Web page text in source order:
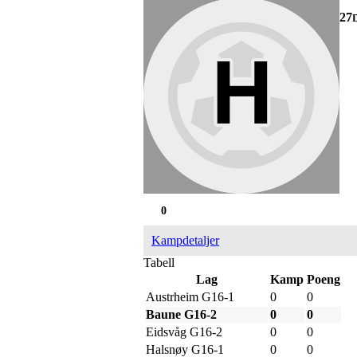
27
0
Kampdetaljer
Tabell
Lag
Kamp Poeng
Austrheim G16-1
0
0
Baune G16-2
0
0
Eidsvåg G16-2
0
0
Halsnøy G16-1
0 0